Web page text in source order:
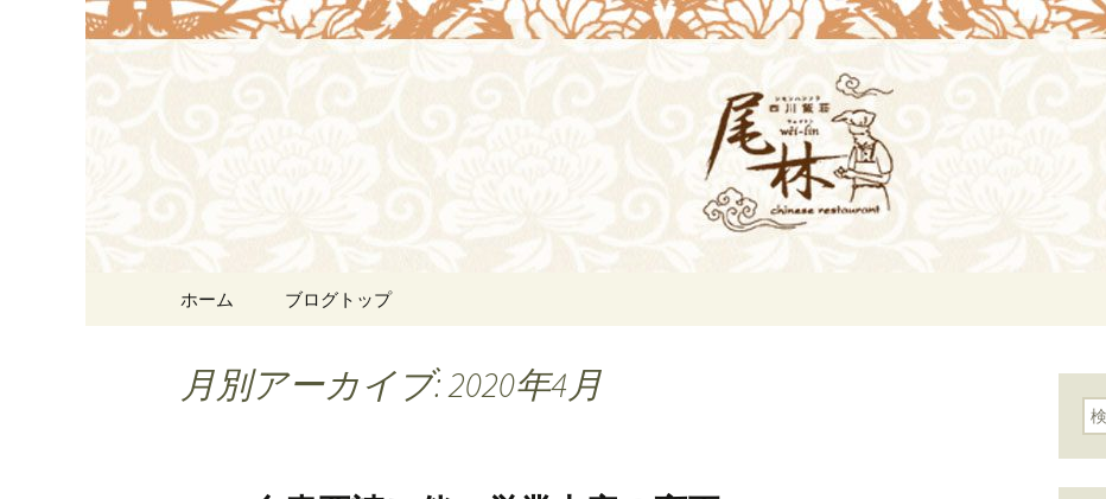
浜松の中華料理[尾林～
リン）]からのお知らせ。
浜松の中華料理[尾林～Wei-lin（ウェイリン）]のブログ。デートや接待
コンテンツへ移動
ホーム ブログトップ
月別アーカイブ: 2020年4月